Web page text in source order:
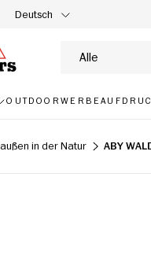
Deutsch
Suche
Produkttyp
Alle
OUTDOOR
in der Natur ABY